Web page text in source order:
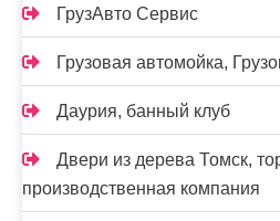
ГрузАвто Сервис
Грузовая автомойка,
Даурия, банный клуб
Двери из дерева Томск,
производственная компания